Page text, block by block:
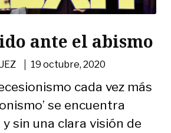
ante el abismo
| 19 octubre, 2020
cada vez más
se encuentra
sin una clara visión de